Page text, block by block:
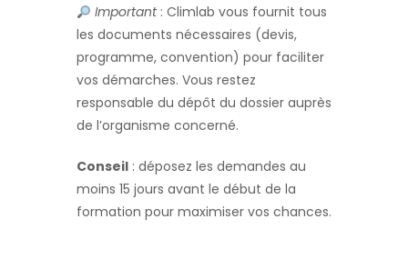
Important: Climlab vous fournit tous
les documents nécessaires (devis,
programme, convention) pour faciliter
vos démarches. Vous restez
responsable du dépôt du dossier auprès
de l’organisme concerné.
Conseil : déposez les demandes au
moins 15 jours avant le début de la
formation pour maximiser vos chances.